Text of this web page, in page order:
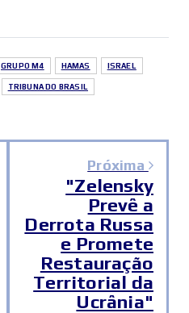
GRUPO M4 HAMAS ISRAEL
TRIBUNA DO BRASIL
Próxima
"Zelensky
Prevê a
Derrota Russa
e Promete
Restauração
Territorial da
Ucrânia"